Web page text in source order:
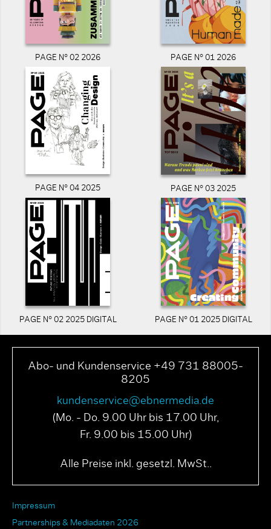
PAGE N° 02 2026 PAGE N° 01 2026
PAGE N° 04 2025 PAGE N° 03 2025
PAGE N° 02 2025 DIGITAL PAGE N° 01 2025 DIGITAL
Abo- und Kundenservice +49 731 88005-
8205
kundenservice@ebnermedia.de
(Mo. - Do. 9.00 Uhr bis 17.00 Uhr,
Fr. 9.00 bis 15.00 Uhr)
Alle Preise inkl. gesetzl. MwSt..
Impressum
Partnerships & Mediadaten 2026